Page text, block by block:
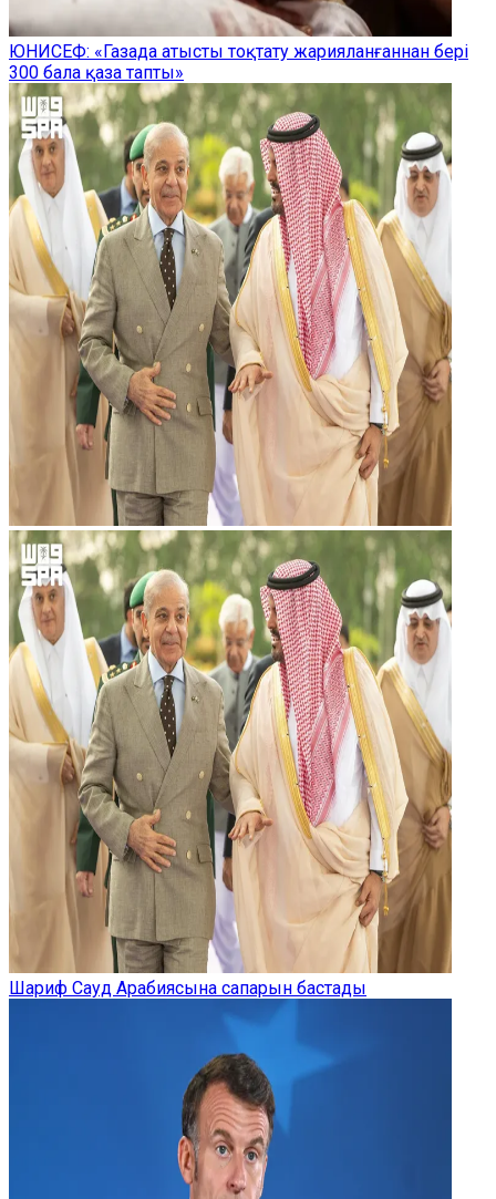
ЮНИСЕФ: «Газада атысты тоқтату жарияланғаннан бері
300 бала қаза тапты»
Шариф Сауд Арабиясына сапарын бастады